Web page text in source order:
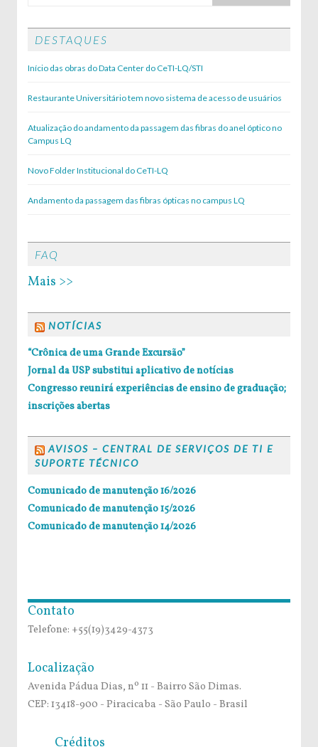
DESTAQUES
Início das obras do Data Center do CeTI-LQ/STI
Restaurante Universitário tem novo sistema de acesso de usuários
Atualização do andamento da passagem das fibras do anel óptico no
Campus LQ
Novo Folder Institucional do CeTI-LQ
Andamento da passagem das fibras ópticas no campus LQ
FAQ
Mais >>
NOTÍCIAS
“Crônica de uma Grande Excursão”
Jornal da USP substitui aplicativo de notícias
Congresso reunirá experiências de ensino de graduação;
inscrições abertas
AVISOS – CENTRAL DE SERVIÇOS DE TI E
SUPORTE TÉCNICO
Comunicado de manutenção 16/2026
Comunicado de manutenção 15/2026
Comunicado de manutenção 14/2026
Contato
Telefone: +55(19)3429-4373
Localização
Avenida Pádua Dias, nº 11 - Bairro São Dimas.
CEP: 13418-900 - Piracicaba - São Paulo - Brasil
Créditos